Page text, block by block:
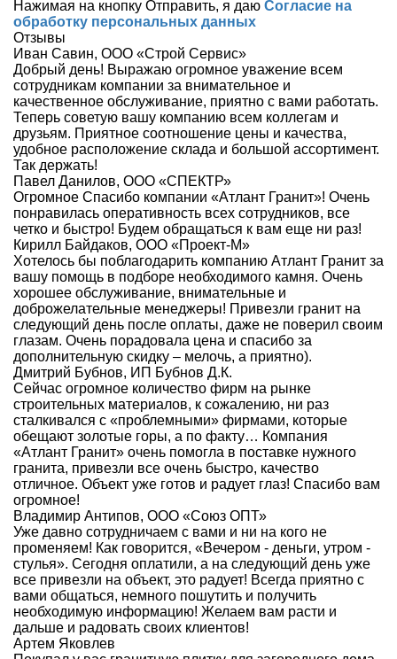
Нажимая на кнопку Отправить, я даю Cогласие на
обработку персональных данных
Отзывы
Иван Савин, ООО «Строй Сервис»
Добрый день! Выражаю огромное уважение всем
сотрудникам компании за внимательное и
качественное обслуживание, приятно с вами работать.
Теперь советую вашу компанию всем коллегам и
друзьям. Приятное соотношение цены и качества,
удобное расположение склада и большой ассортимент.
Так держать!
Павел Данилов, ООО «СПЕКТР»
Огромное Спасибо компании «Атлант Гранит»! Очень
понравилась оперативность всех сотрудников, все
четко и быстро! Будем обращаться к вам еще ни раз!
Кирилл Байдаков, ООО «Проект-М»
Хотелось бы поблагодарить компанию Атлант Гранит за
вашу помощь в подборе необходимого камня. Очень
хорошее обслуживание, внимательные и
доброжелательные менеджеры! Привезли гранит на
следующий день после оплаты, даже не поверил своим
глазам. Очень порадовала цена и спасибо за
дополнительную скидку – мелочь, а приятно).
Дмитрий Бубнов, ИП Бубнов Д.К.
Сейчас огромное количество фирм на рынке
строительных материалов, к сожалению, ни раз
сталкивался с «проблемными» фирмами, которые
обещают золотые горы, а по факту… Компания
«Атлант Гранит» очень помогла в поставке нужного
гранита, привезли все очень быстро, качество
отличное. Объект уже готов и радует глаз! Спасибо вам
огромное!
Владимир Антипов, ООО «Союз ОПТ»
Уже давно сотрудничаем с вами и ни на кого не
променяем! Как говорится, «Вечером - деньги, утром -
стулья». Сегодня оплатили, а на следующий день уже
все привезли на объект, это радует! Всегда приятно с
вами общаться, немного пошутить и получить
необходимую информацию! Желаем вам расти и
дальше и радовать своих клиентов!
Артем Яковлев